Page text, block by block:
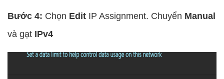
Bước 4: Chọn Edit IP Assignment. Chuyển Manual
và gạt IPv4